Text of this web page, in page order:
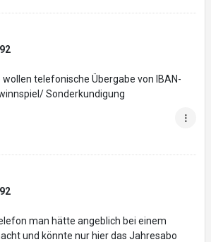
telefonische Übergabe von IBAN-
Sonderkundigung
man hätte angeblich bei einem
und könnte nur hier das Jahresabo